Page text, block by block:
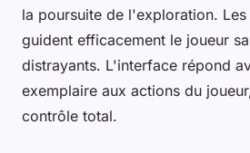
la poursuite de l'exploration.
guident efficacement le joueur
distrayants. L'interface répond
exemplaire aux actions du
contrôle total.